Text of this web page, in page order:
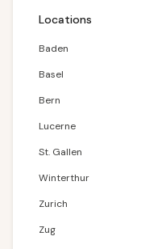
Locations
Baden
Basel
Bern
Lucerne
St. Gallen
Winterthur
Zurich
Zug